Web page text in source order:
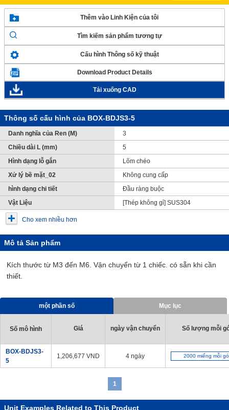
Thêm vào Linh Kiện của tôi
Tìm kiếm sản phẩm tương tự
Cấu hình Thông số kỹ thuật
Download Product Details
Tải xuống CAD
Thông số cấu hình của BOX-BDJS3-5
Danh nghĩa của Ren (M)
3
Chiều dài L (mm)
5
Hình dạng lỗ gắn
Lõm chéo
Xử lý bề mặt_02
Không cung cấp
hình dạng chi tiết
Đầu ràng buộc
Vật Liệu
[Thép không gỉ] SUS304
Cho xem nhiều hơn
Mô tả Sản phẩm
Kích thước từ M3 đến M6. Vận chuyển từ 1 chiếc. có sẵn khi cần
thiết.
một phần số Mục lục
Số mô hình Giá ngày vận chuyển Số lượng mỗi
BOX-BDJS3-
5
1,206,677 VND 4 ngày 2000 miếng mỗi
1
Unit Examples Related to This Product